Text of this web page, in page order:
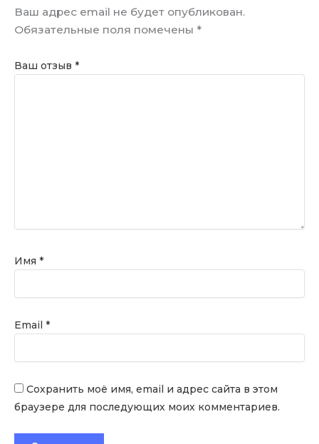
Ваш адрес email не будет опубликован.
Обязательные поля помечены *
Ваш отзыв *
Имя *
Email *
Сохранить моё имя, email и адрес сайта в этом
браузере для последующих моих комментариев.